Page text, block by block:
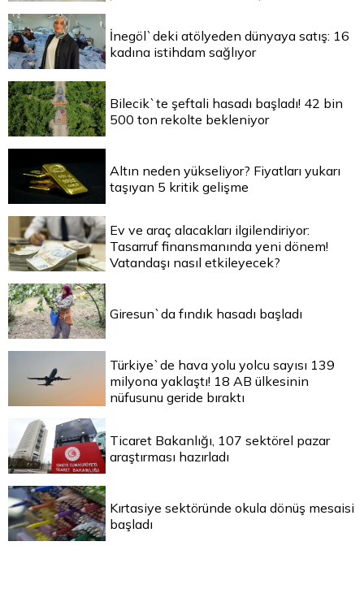
İnegöl`deki atölyeden dünyaya satış: 16
kadına istihdam sağlıyor
Bilecik`te şeftali hasadı başladı! 42 bin
500 ton rekolte bekleniyor
Altın neden yükseliyor? Fiyatları yukarı
taşıyan 5 kritik gelişme
Ev ve araç alacakları ilgilendiriyor:
Tasarruf finansmanında yeni dönem!
Vatandaşı nasıl etkileyecek?
Giresun`da fındık hasadı başladı
Türkiye`de hava yolu yolcu sayısı 139
milyona yaklaştı! 18 AB ülkesinin
nüfusunu geride bıraktı
Ticaret Bakanlığı, 107 sektörel pazar
araştırması hazırladı
Kırtasiye sektöründe okula dönüş mesaisi
başladı